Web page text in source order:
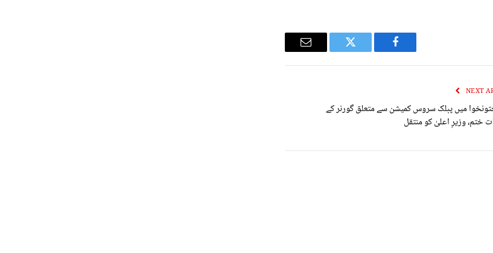
Facebook
Twitter
Email
NEXT
میں پبلک سروس کمیشن سے متعلق گورنر کے
ختم، وزیرِ اعلیٰ کو منتقل